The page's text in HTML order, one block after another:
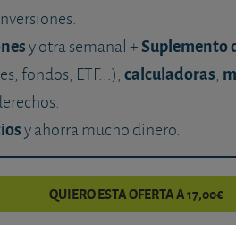
y otra semanal +Suplemento
fondos, ETF...),calculadoras,
y ahorra mucho dinero.
QUIERO ESTA OFERTA A 17,00€